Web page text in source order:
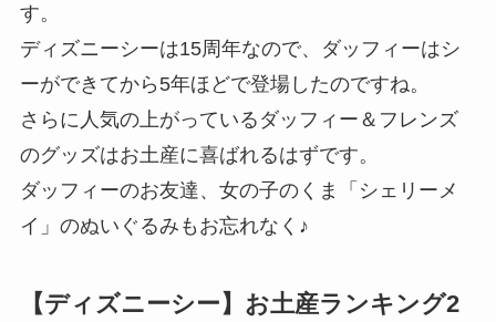
す。
ディズニーシーは15周年なので、ダッフィーはシ
ーができてから5年ほどで登場したのですね。
さらに人気の上がっているダッフィー＆フレンズ
のグッズはお土産に喜ばれるはずです。
ダッフィーのお友達、女の子のくま「シェリーメ
イ」のぬいぐるみもお忘れなく♪
【ディズニーシー】お土産ランキング2